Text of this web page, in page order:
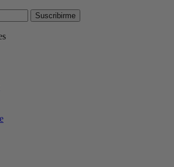
Suscribirme